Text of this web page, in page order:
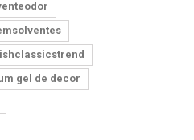
gel de decor